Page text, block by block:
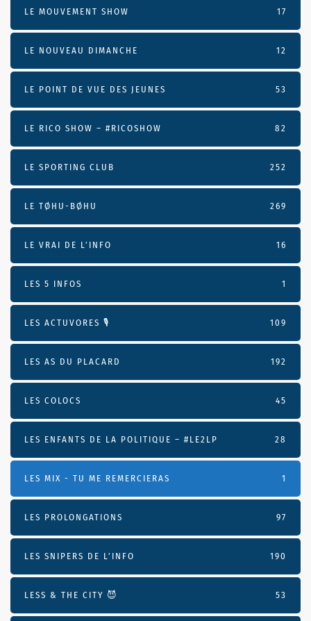
LE MOUVEMENT SHOW 17
LE NOUVEAU DIMANCHE 12
LE POINT DE VUE DES JEUNES 53
LE RICO SHOW – #RICOSHOW 82
LE SPORTING CLUB 252
LE TØHU-BØHU 269
LE VRAI DE L’INFO 16
LES 5 INFOS 1
LES ACTUVORES 🎙 109
LES AS DU PLACARD 192
LES COLOCS 45
LES ENFANTS DE LA POLITIQUE – #LE2LP 28
LES MIX - TU ME REMERCIERAS 1
LES PROLONGATIONS 97
LES SNIPERS DE L’INFO 190
LESS & THE CITY 😈 53